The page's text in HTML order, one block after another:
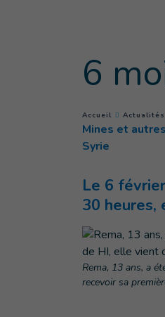
6
You are here :
Accueil Actualités
Mines et
Syrie
Le 6
30 heures,
Rema, 13 ans, a
recevoir sa